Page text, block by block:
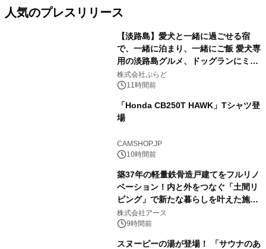
人気のプレスリリース
【淡路島】愛犬と一緒に過ごせる宿
で、一緒に泊まり、一緒にご飯 愛犬専
用の淡路島グルメ、ドッグランにミニ
プール グランピングとトレーラーハウ
スの2施設で
株式会社ぷらど
11時間前
「Honda CB250T HAWK」Tシャツ登
場
CAMSHOP.JP
10時間前
築37年の軽量鉄骨造戸建てをフルリノ
ベーション！内と外をつなぐ「土間リ
ビング」で新たな暮らしを叶えた施工
事例を株式会社アースが公開
株式会社アース
9時間前
スヌーピーの湯が登場！ 「サウナのあ